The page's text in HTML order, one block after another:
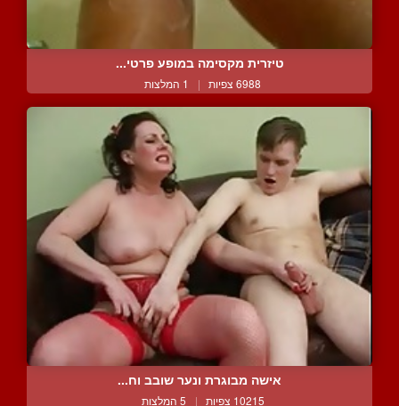
טיזרית מקסימה במופע פרטי...
6988 צפיות | 1 המלצות
אישה מבוגרת ונער שובב וח...
10215 צפיות | 5 המלצות